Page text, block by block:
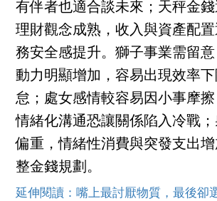
有伴者也適合談未來；天秤金錢
理財觀念成熟，收入與資產配
務安全感提升。獅子事業需留
動力明顯增加，容易出現效率
怠；處女感情較容易因小事摩
情緒化溝通恐讓關係陷入冷戰
偏重，情緒性消費與突發支出
整金錢規劃。
延伸閱讀：嘴上最討厭物質，最後卻